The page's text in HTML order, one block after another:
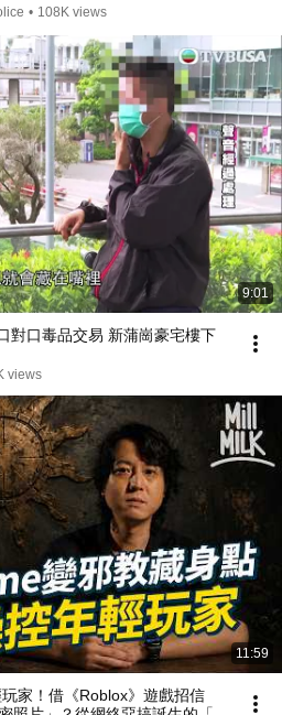
• 108K views
9:01
對口毒品交易 新蒲崗豪宅樓下
views
11:59
家！借《Roblox》遊戲招信